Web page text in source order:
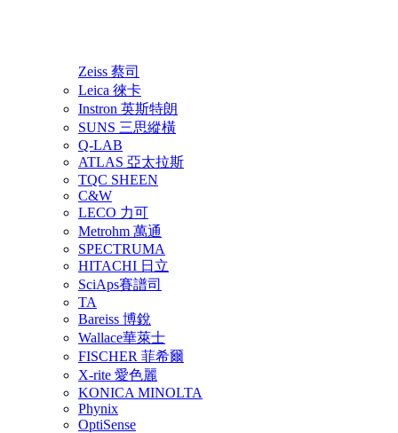
Zeiss 蔡司
Leica 徠卡
Instron 英斯特朗
SUNS 三思縱橫
Q-LAB
ATLAS 亞太拉斯
TQC SHEEN
C&W
LECO 力可
Metrohm 萬通
SPECTRUMA
HITACHI 日立
SciAps賽譜司
TA
Bareiss 博銳
Wallace華萊士
FISCHER 菲希爾
X-rite 愛色麗
KONICA MINOLTA
Phynix
OptiSense